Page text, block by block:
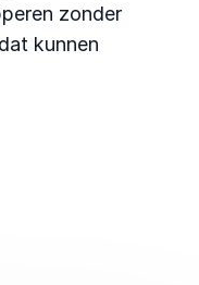
zonder
kunnen